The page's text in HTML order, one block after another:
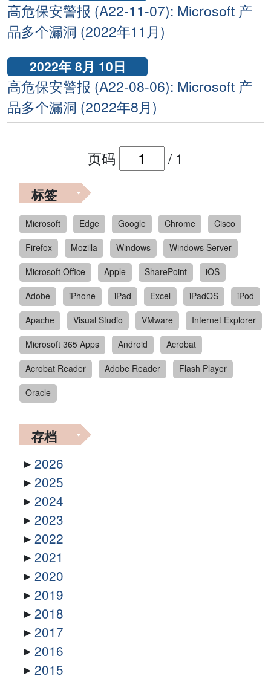
高危保安警报 (A22-11-07): Microsoft 产
品多个漏洞 (2022年11月)
2022年 8月 10日
高危保安警报 (A22-08-06): Microsoft 产
品多个漏洞 (2022年8月)
页码 / 1
标签
Microsoft Edge Google Chrome
Cisco
Firefox
Mozilla Windows
Windows Server
Microsoft Office
Apple SharePoint
iOS
Adobe
iPhone iPad Excel iPadOS
iPod
Apache
Visual Studio VMware
Internet Explorer
Microsoft 365 Apps
Android
Acrobat
Acrobat Reader
Adobe Reader
Flash Player
Oracle
存档
2026
2025
2024
2023
2022
2021
2020
2019
2018
2017
2016
2015